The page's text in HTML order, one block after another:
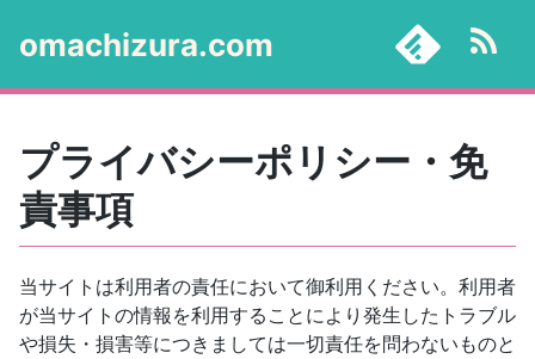
omachizura.com
プライバシーポリシー・免
責事項
当サイトは利用者の責任において御利用ください。利用者
が当サイトの情報を利用することにより発生したトラブル
や損失・損害等につきましては一切責任を問わないものと